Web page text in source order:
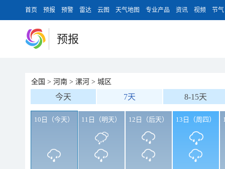
首页 预报 预警 雷达 云图 天气地图 专业产品 资讯 视频 节气
预报
全国 > 河南 > 漯河 > 城区
今天 7天 8-15天
10日（今天） 11日（明天） 12日（后天） 13日（周四）